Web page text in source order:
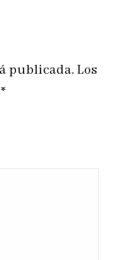
publicada.Los
*